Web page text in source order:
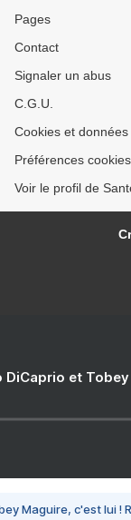
Pages
Contact
Signaler un abus
C.G.U.
Cookies et
Préférences cookies
Voir le profil de
DiCaprio et
Maguire, c'est lui !